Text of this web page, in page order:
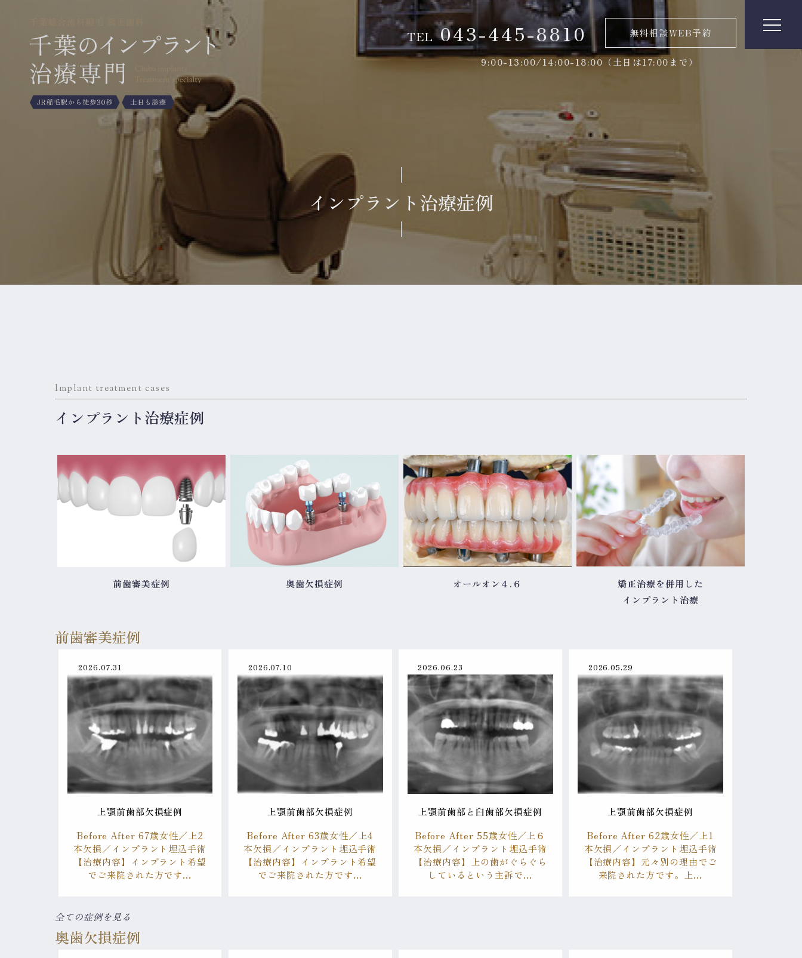
TEL 043-445-8810 無料相談WEB予約
9:00-13:00/14:00-18:00（土日は17:00まで）
インプラント治療症例
Implant treatment cases
インプラント治療症例
前歯審美症例 奥歯欠損症例 オールオン４.６
矯正治療を併用した
インプラント治療
前歯審美症例
2026.07.31
上顎前歯部欠損症例
Before After 67歳女性／上2
本欠損／インプラント埋込手術
【治療内容】インプラント希望
でご来院された方です…
2026.07.10
上顎前歯部欠損症例
Before After 63歳女性／上4
本欠損／インプラント埋込手術
【治療内容】インプラント希望
でご来院された方です…
2026.06.23
上顎前歯部と臼歯部欠損症例
Before After 55歳女性／上６
本欠損／インプラント埋込手術
【治療内容】上の歯がぐらぐら
しているという主訴で…
2026.05.29
上顎前歯部欠損症例
Before After 62歳女性／上1
本欠損／インプラント埋込手術
【治療内容】元々別の理由でご
来院された方です。上…
全ての症例を見る
奥歯欠損症例